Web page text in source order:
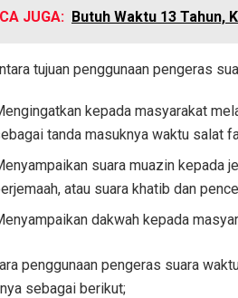
JUGA: Butuh Waktu 13 Tahun,
tujuan penggunaan pengeras
kepada masyarakat
tanda masuknya waktu salat
suara muazin kepada
atau suara khatib dan
dakwah kepada
penggunaan pengeras suara
sebagai berikut;